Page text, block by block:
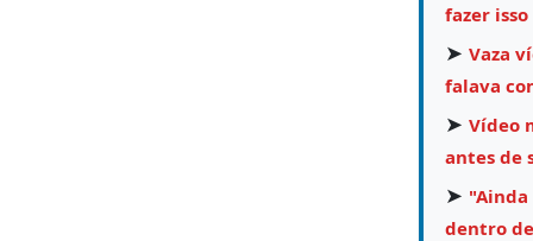
fazer
➤ Vaza
falava
➤ Vídeo
antes de
➤
dentro